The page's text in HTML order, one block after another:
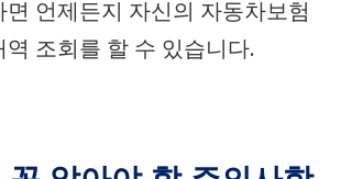
면 언제든지 자신의 자동차보험
역 조회를 할 수 있습니다.